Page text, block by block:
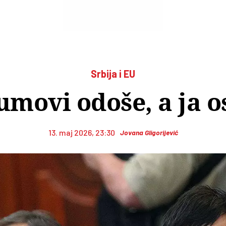
Srbija i EU
odoše, a ja
13. maj 2026, 23:30 Jovana Gligorijević